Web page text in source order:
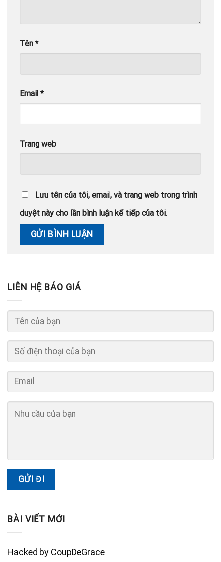
Tên *
Email *
Trang web
Lưu tên của tôi, email, và trang web trong trình
duyệt này cho lần bình luận kế tiếp của tôi.
LIÊN HỆ BÁO GIÁ
BÀI VIẾT MỚI
Hacked by CoupDeGrace